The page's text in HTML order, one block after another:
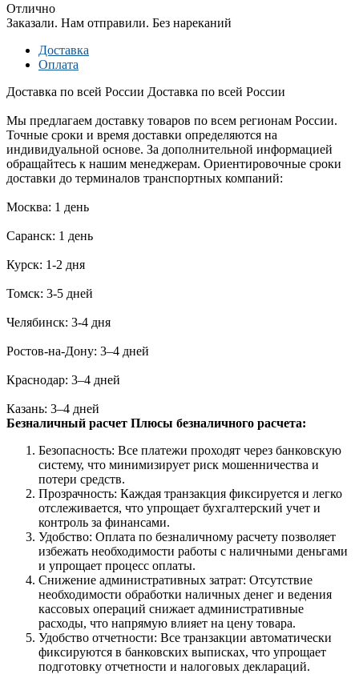
Отлично
Заказали. Нам отправили. Без нареканий
Доставка
Оплата
Доставка по всей России Доставка по всей России
Мы предлагаем доставку товаров по всем регионам России.
Точные сроки и время доставки определяются на
индивидуальной основе. За дополнительной информацией
обращайтесь к нашим менеджерам. Ориентировочные сроки
доставки до терминалов транспортных компаний:
Москва: 1 день
Саранск: 1 день
Курск: 1-2 дня
Томск: 3-5 дней
Челябинск: 3-4 дня
Ростов-на-Дону: 3–4 дней
Краснодар: 3–4 дней
Казань: 3–4 дней
Безналичный расчет Плюсы безналичного расчета:
Безопасность: Все платежи проходят через банковскую
систему, что минимизирует риск мошенничества и
потери средств.
Прозрачность: Каждая транзакция фиксируется и легко
отслеживается, что упрощает бухгалтерский учет и
контроль за финансами.
Удобство: Оплата по безналичному расчету позволяет
избежать необходимости работы с наличными деньгами
и упрощает процесс оплаты.
Снижение административных затрат: Отсутствие
необходимости обработки наличных денег и ведения
кассовых операций снижает административные
расходы, что напрямую влияет на цену товара.
Удобство отчетности: Все транзакции автоматически
фиксируются в банковских выписках, что упрощает
подготовку отчетности и налоговых деклараций.